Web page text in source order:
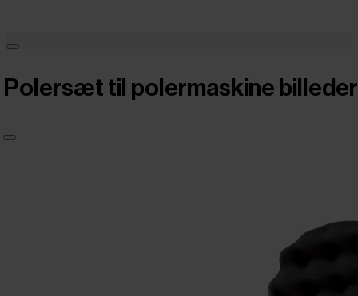
Polersæt til polermaskine billeder